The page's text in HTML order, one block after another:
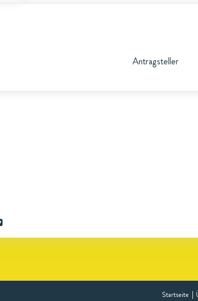
Antragsteller
Startseite